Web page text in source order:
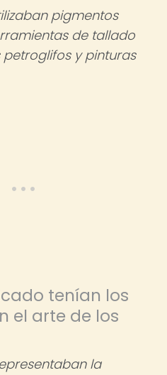
pigmentos
de tallado
y pinturas
tenían los
el arte de los
la